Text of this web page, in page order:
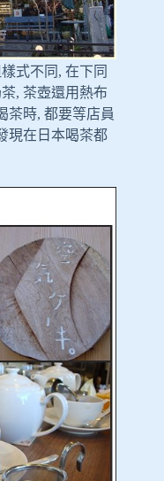
式不同, 在下同
, 茶壺還用熱布
茶時, 都要等店員
現在日本喝茶都